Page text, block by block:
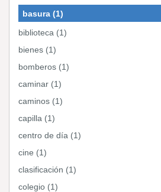
basura (1)
biblioteca (1)
bienes (1)
bomberos (1)
caminar (1)
caminos (1)
capilla (1)
centro de día (1)
cine (1)
clasificación (1)
colegio (1)